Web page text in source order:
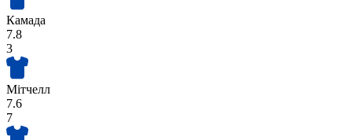
Камада
7.8
3
Мітчелл
7.6
7